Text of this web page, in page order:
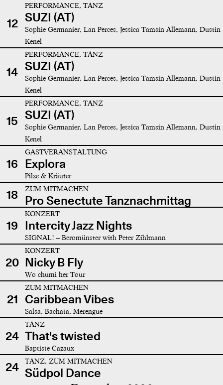
12
PERFORMANCE, TANZ
SUZI (AT)
Sophie Germanier, Lan Perces, Jessica Tamsin Allemann, Dustin
Kenel
14
PERFORMANCE, TANZ
SUZI (AT)
Sophie Germanier, Lan Perces, Jessica Tamsin Allemann, Dustin
Kenel
15
PERFORMANCE, TANZ
SUZI (AT)
Sophie Germanier, Lan Perces, Jessica Tamsin Allemann, Dustin
Kenel
16
GASTVERANSTALTUNG
Explora
Pilze & Kräuter
18 ZUM MITMACHEN
Pro Senectute Tanznachmittag
19
KONZERT
Intercity Jazz Nights
SIGNAL! – Beromünster with Peter Zihlmann
20
KONZERT
Nicky B Fly
Wo chumi her Tour
21
ZUM MITMACHEN
Caribbean Vibes
Salsa, Bachata, Merengue
24
TANZ
That's twisted
Baptiste Cazaux
24 TANZ, ZUM MITMACHEN
Südpol Dance